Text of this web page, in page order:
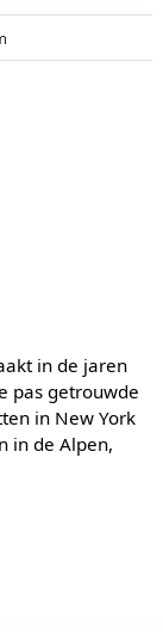
in de jaren
pas getrouwde
in New York
in de Alpen,